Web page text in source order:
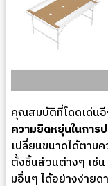
คุณสมบัติที่โดดเด่นอี
ความยืดหยุ่นในการ
เปลี่ยนขนาดได้ตาม
ตั้งชิ้นส่วนต่างๆ เช่
มอื่นๆ ได้อย่างง่ายด